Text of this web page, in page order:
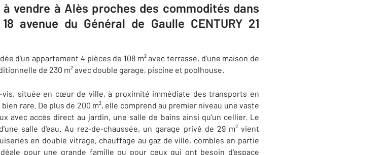
vendre à Alès proches des​ commodités dans
avenue du Général de Gaulle​ CENTURY 21
d'un appartement 4 pièces de 108 m² avec terrasse​, d'une maison de
de 230 m² avec double garage, piscine et poolhouse.
située en cœur de ville, à proximité immédiate des transports en
rare. De plus de 200 m², elle comprend au premier niveau une vaste
avec accès direct au jardin, une salle de bains ainsi qu'un cellier. Le
salle d'eau. Au rez-de-chaussée, un garage privé de 29 m² vient
en double vitrage, chauffage au gaz de ville, combles en partie
pour une grande famille ou pour ceux qui ont besoin d'espace